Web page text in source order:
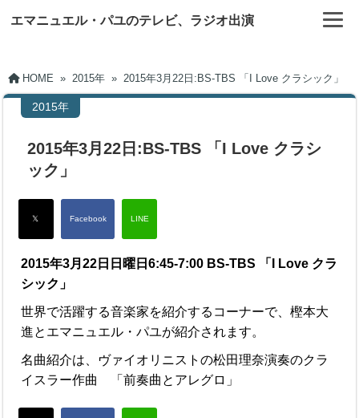
エマニュエル・パユのテレビ、ラジオ出演
HOME » 2015年 » 2015年3月22日:BS-TBS 「I Love クラシック」
2015年
2015年3月22日:BS-TBS 「I Love クラシ
ック」
2015年3月22日日曜日6:45-7:00 BS-TBS 「I Love クラ
シック」
世界で活躍する音楽家を紹介するコーナーで、樫本大
進とエマニュエル・パユが紹介されます。
名曲紹介は、ヴァイオリニストの松田理奈演奏のクラ
イスラー作曲 「前奏曲とアレグロ」